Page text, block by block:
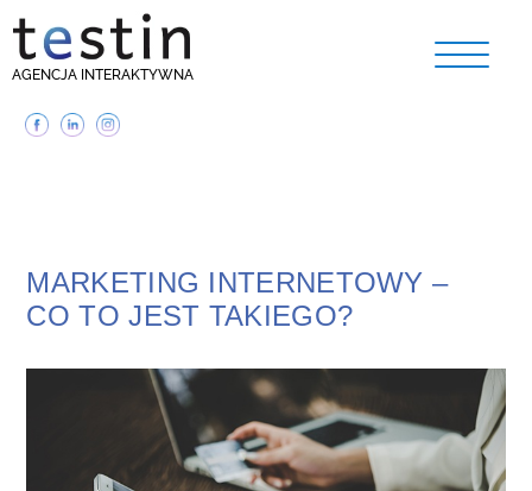
AGENCJA INTERAKTYWNA
MARKETING INTERNETOWY –
CO TO JEST TAKIEGO?